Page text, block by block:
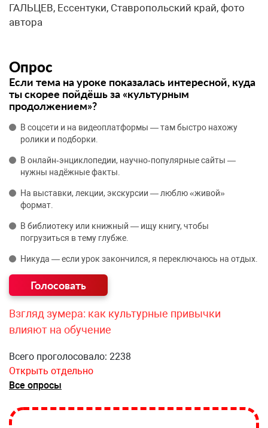
ГАЛЬЦЕВ, Ессентуки, Ставропольский край, фото
автора
Опрос
Если тема на уроке показалась интересной, куда
ты скорее пойдёшь за «культурным
продолжением»?
В соцсети и на видеоплатформы — там быстро нахожу
ролики и подборки.
В онлайн‑энциклопедии, научно‑популярные сайты —
нужны надёжные факты.
На выставки, лекции, экскурсии — люблю «живой»
формат.
В библиотеку или книжный — ищу книгу, чтобы
погрузиться в тему глубже.
Никуда — если урок закончился, я переключаюсь на отдых.
Взгляд зумера: как культурные привычки
влияют на обучение
Всего проголосовало: 2238
Открыть отдельно
Все опросы